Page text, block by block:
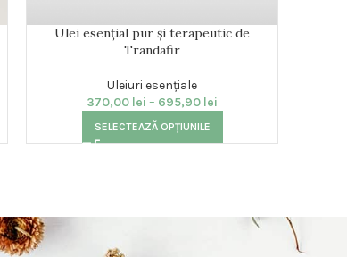
Ulei esențial pur și terapeutic de
Trandafir
Uleiuri esențiale
370,00 lei – 695,90 lei
SELECTEAZĂ OPȚIUNILE